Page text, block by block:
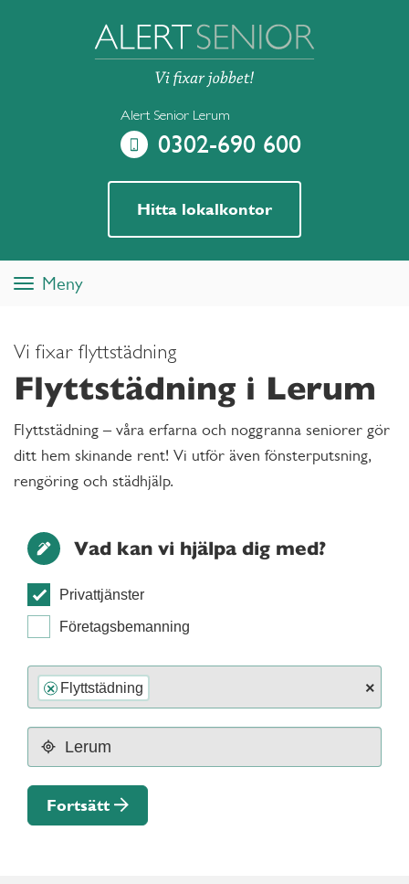
Alert Senior Lerum
0302-690 600
Hitta lokalkontor
ToggleMeny
Vi fixar flyttstädning
Flyttstädning i Lerum
Flyttstädning – våra erfarna och noggranna seniorer gör
ditt hem skinande rent! Vi utför även fönsterputsning,
rengöring och städhjälp.
Vad kan vi hjälpa dig med?
Privattjänster
Företagsbemanning
×
× Flyttstädning
Fortsätt